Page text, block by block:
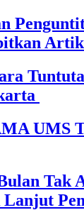
UMS
Tak